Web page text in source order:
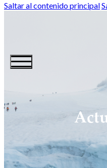
Saltar al contenido principal